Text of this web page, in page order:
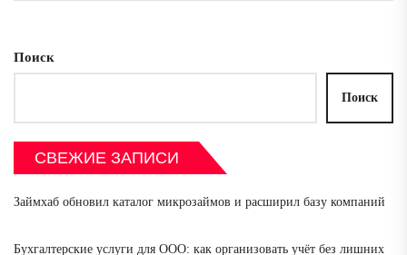
Поиск
Поиск
СВЕЖИЕ ЗАПИСИ
Займхаб обновил каталог микрозаймов и расширил базу компаний
Бухгалтерские услуги для ООО: как организовать учёт без лишних